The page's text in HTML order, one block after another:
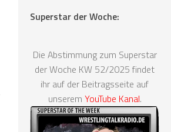
Superstar der Woche:
Die Abstimmung zum Superstar
der Woche KW 52/2025 findet
ihr auf der Beitragsseite auf
unserem YouTube Kanal.